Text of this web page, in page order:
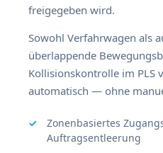
freigegeben wird.
Sowohl Verfahrwagen als
überlappende
Kollisionskontrolle im PLS
automatisch — ohne
Zonenbasiertes
Auftragsentleerung